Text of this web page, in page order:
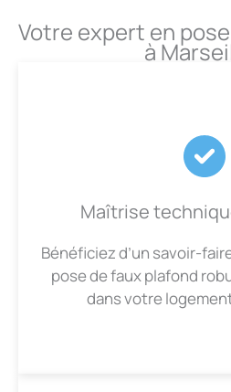
Votre expert en
à
Maîtrise
Bénéficiez d’un savoir-
pose de faux plafond
dans votre